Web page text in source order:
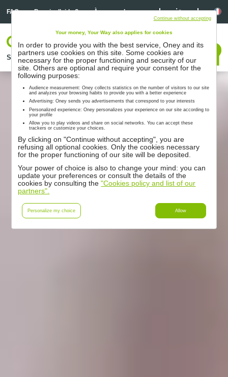
FAQ Besoin d’aide ? À propos de nous Linkedin
Linkedin
Solutions Nos partenaires Accompagnement Ressources
Votre espace
Nous contacter
Your money, Your Way also applies for cookies
In order to provide you with the best service, Oney and its
partners use cookies on this site. Some cookies are
necessary for the proper functioning and security of our
site. Others are optional and require your consent for the
following purposes:
Audience measurement: Oney collects statistics on the number of visitors to our site
and analyzes your browsing habits to provide you with a better experience
Advertising: Oney sends you advertisements that correspond to your interests
Personalized experience: Oney personalizes your experience on our site according to
your profile
Allow you to play videos and share on social networks. You can accept these
trackers or customize your choices.
By clicking on "Continue without accepting", you are
refusing all optional cookies. Only the cookies necessary
for the proper functioning of our site will be deposited.
Your power of choice is also to change your mind: you can
update your preferences or consult the details of the
cookies by consulting the"Cookies policy and list of our
partners".
Personalize my choice Allow
Continue without accepting